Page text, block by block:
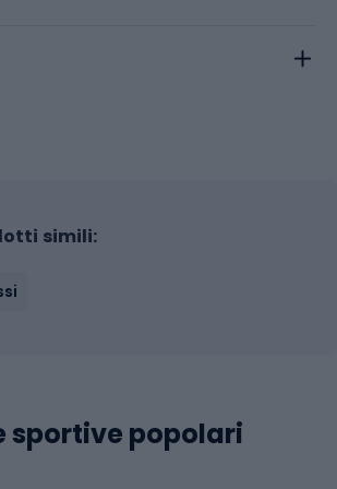
simili:
sportive popolari